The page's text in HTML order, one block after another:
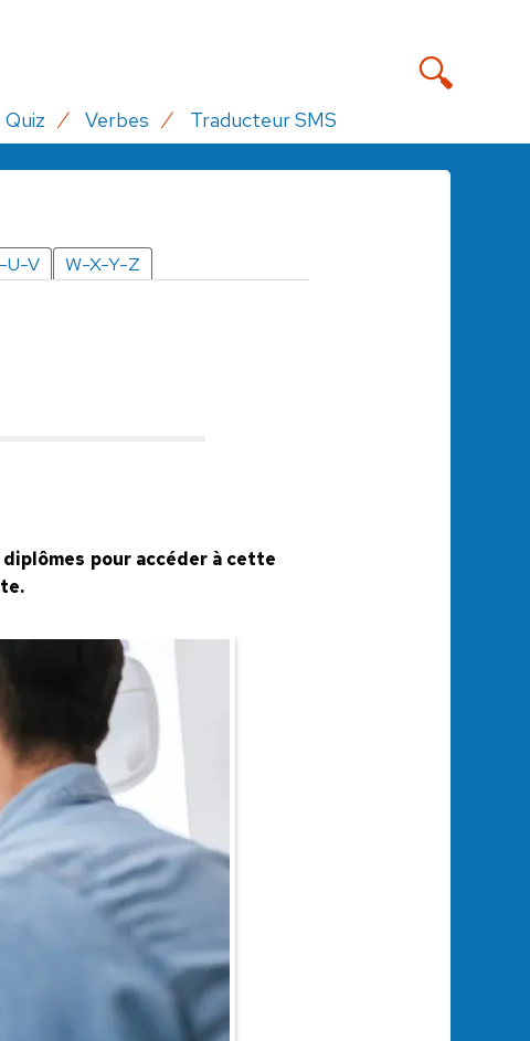
Quiz Verbes Traducteur SMS
U-V W-X-Y-Z
pour accéder à cette